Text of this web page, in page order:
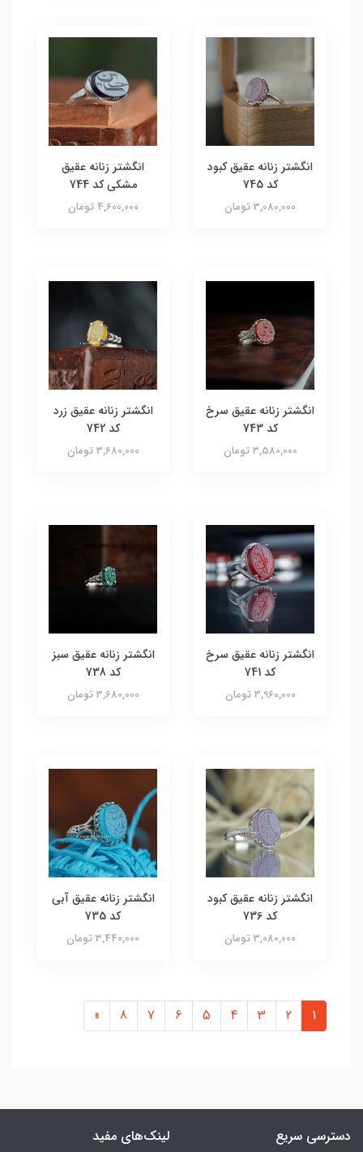
انگشتر زنانه عقیق کبود
کد 745
3,080,000 تومان
انگشتر زنانه عقیق
مشکی کد 744
4,600,000 تومان
انگشتر زنانه عقیق سرخ
کد 743
3,580,000 تومان
انگشتر زنانه عقیق زرد
کد 742
3,680,000 تومان
انگشتر زنانه عقیق سرخ
کد 741
3,960,000 تومان
انگشتر زنانه عقیق سبز
کد 738
3,680,000 تومان
انگشتر زنانه عقیق کبود
کد 736
3,080,000 تومان
انگشتر زنانه عقیق آبی
کد 735
3,440,000 تومان
1
2
3
4
5
6
7
8
»
دسترسی سریع لینک‌های مفید